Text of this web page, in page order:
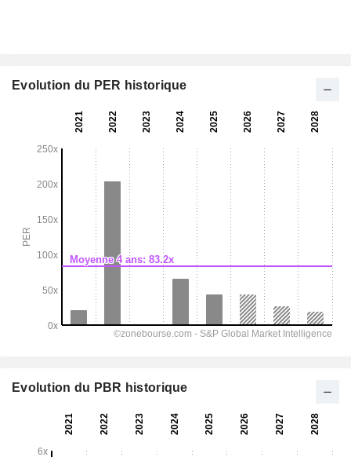
Evolution du PER historique
Evolution du PBR historique